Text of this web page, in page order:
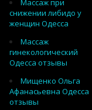
Массаж при
снижении либидо у
женщин Одесса
Массаж
гинекологический
Одесса отзывы
Мищенко Ольга
Афанасьевна Одесса
отзывы